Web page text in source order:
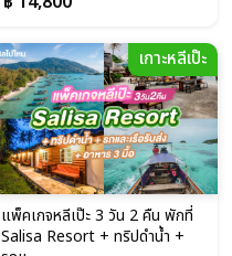
เกาะหลีเป๊ะ
แพ็คเกจหลีเป๊ะ 3 วัน 2 คืน พักที่
Salisa Resort + ทริปดำน้ำ +